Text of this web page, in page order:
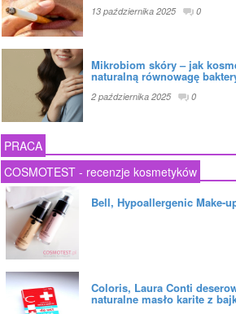
13 października 2025 0
Mikrobiom skóry – jak
naturalną równowagę
2 października 2025 0
PRACA
COSMOTEST - recenzje kosmetyków
Bell, Hypoallergenic Make-
Coloris, Laura Conti
naturalne masło karite z